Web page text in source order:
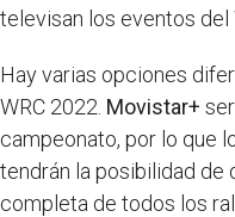
televisan los eventos del
Hay varias opciones
WRC 2022. Movistar+
campeonato, por lo que
tendrán la posibilidad de
completa de todos los